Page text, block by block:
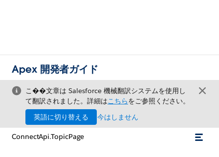
Apex 開発者ガイド
こ��文章は Salesforce 機械翻訳システムを使用し
て翻訳されました。詳細はこちらをご参照ください。
英語に切り替える
今はしません
ConnectApi.TopicPage